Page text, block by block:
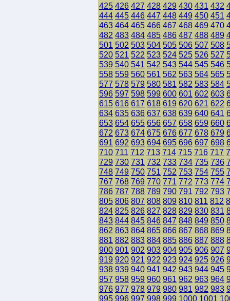
425 426 427 428 429 430 431 432
444 445 446 447 448 449 450 451
463 464 465 466 467 468 469 470
482 483 484 485 486 487 488 489
501 502 503 504 505 506 507 508
520 521 522 523 524 525 526 527
539 540 541 542 543 544 545 546
558 559 560 561 562 563 564 565
577 578 579 580 581 582 583 584
596 597 598 599 600 601 602 603
615 616 617 618 619 620 621 622
634 635 636 637 638 639 640 641
653 654 655 656 657 658 659 660
672 673 674 675 676 677 678 679
691 692 693 694 695 696 697 698
710 711 712 713 714 715 716 717
729 730 731 732 733 734 735 736
748 749 750 751 752 753 754 755
767 768 769 770 771 772 773 774
786 787 788 789 790 791 792 793
805 806 807 808 809 810 811 812
824 825 826 827 828 829 830 831
843 844 845 846 847 848 849 850
862 863 864 865 866 867 868 869
881 882 883 884 885 886 887 888
900 901 902 903 904 905 906 907
919 920 921 922 923 924 925 926
938 939 940 941 942 943 944 945
957 958 959 960 961 962 963 964
976 977 978 979 980 981 982 983
995 996 997 998 999 1000 1001